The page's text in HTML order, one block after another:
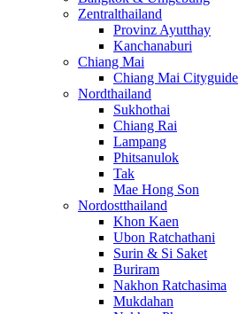
Zentralthailand
Provinz Ayutthay
Kanchanaburi
Chiang Mai
Chiang Mai Cityguide
Nordthailand
Sukhothai
Chiang Rai
Lampang
Phitsanulok
Tak
Mae Hong Son
Nordostthailand
Khon Kaen
Ubon Ratchathani
Surin & Si Saket
Buriram
Nakhon Ratchasima
Mukdahan